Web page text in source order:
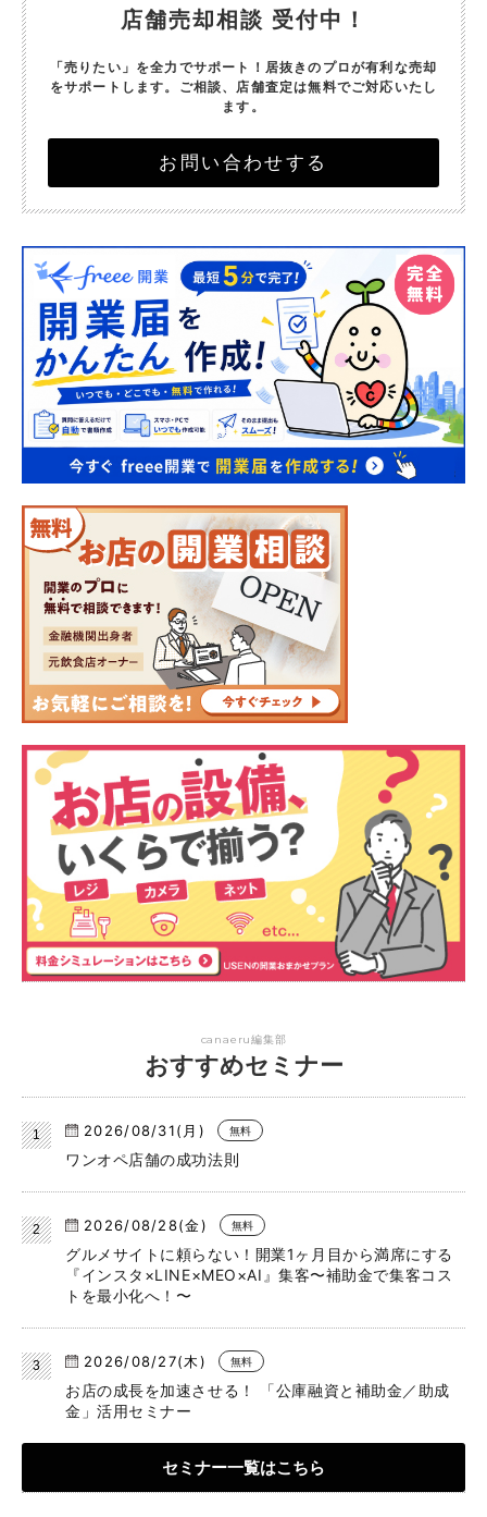
店舗売却相談 受付中！
「売りたい」を全力でサポート！ 居抜きのプロが有利な売却
をサポートします。 ご相談、店舗査定は無料でご対応いたし
ます。
お問い合わせする
canaeru編集部
おすすめセミナー
2026/08/31(月) 無料
ワンオペ店舗の成功法則
2026/08/28(金) 無料
グルメサイトに頼らない！開業1ヶ月目から満席にする
『インスタ×LINE×MEO×AI』集客〜補助金で集客コス
トを最小化へ！〜
2026/08/27(木) 無料
お店の成長を加速させる！ 「公庫融資と補助金／助成
金」活用セミナー
セミナー一覧はこちら